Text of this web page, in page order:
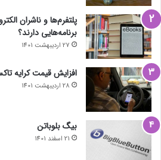
پلتفرم‌ها و ناشران
برنامه‌هایی دارند؟
27 اردیبهشت 1401
افزایش قیمت کرایه
28 اردیبهشت 1401
بیگ بلوباتن
21 اسفند 1401